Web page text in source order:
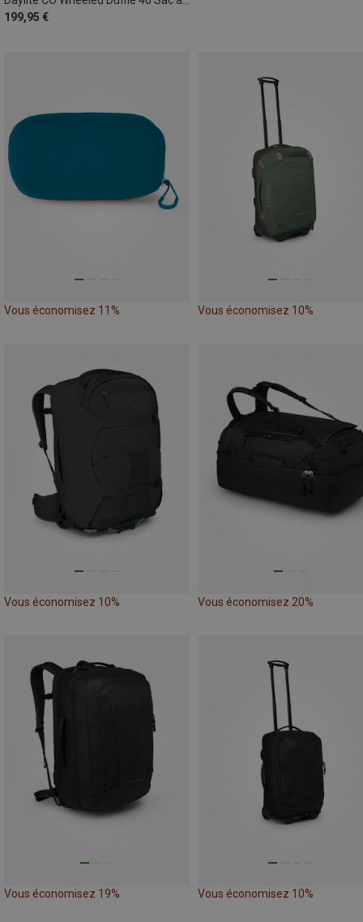
199,95 €
Vous économisez 11% Vous économisez 10%
Vous économisez 10% Vous économisez 20%
Vous économisez 19% Vous économisez 10%